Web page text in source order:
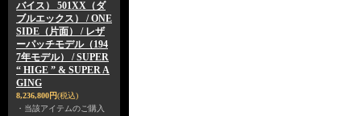
バイス） 501XX（ダ
ブルエックス） / ONE
SIDE（片面） / レザ
ーパッチモデル（194
7年モデル） / SUPER
“ HIGE ” & SUPER A
GING
8,236,800円(税込)
・当該アイテムのご購入